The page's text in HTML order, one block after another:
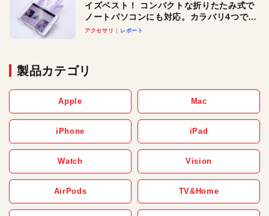
イズベスト！ コンパクトな折りたたみ式で
ノートパソコンにも対応。カラバリ4つで選
べる楽しさも
アクセサリ レポート
製品カテゴリ
Apple Mac
iPhone iPad
Watch Vision
AirPods TV&Home